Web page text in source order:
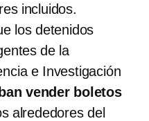
incluidos.
los detenidos
de la
e Investigación
vender boletos
alrededores del